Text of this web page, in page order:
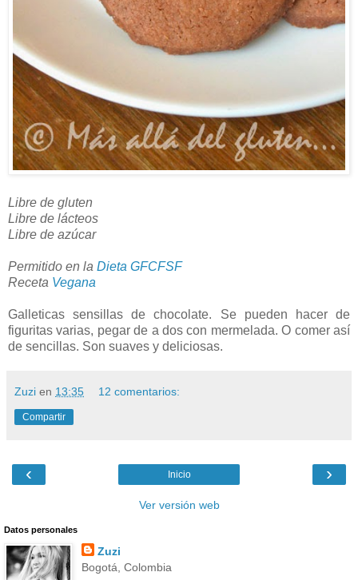
Libre de gluten
Libre de lácteos
Libre de azúcar
Permitido en la Dieta GFCFSF
Receta Vegana
Galleticas sensillas de chocolate. Se pueden hacer de
figuritas varias, pegar de a dos con mermelada. O comer así
de sencillas. Son suaves y deliciosas.
Zuzi en 13:35 12 comentarios:
Compartir
‹ ›
Inicio
Ver versión web
Datos personales
Zuzi
Bogotá, Colombia